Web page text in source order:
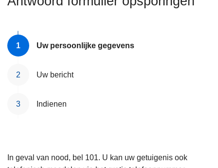
Uw persoonlijke gegevens
Uw bericht
Indienen
In geval van nood, bel 101. U kan uw getuigenis ook